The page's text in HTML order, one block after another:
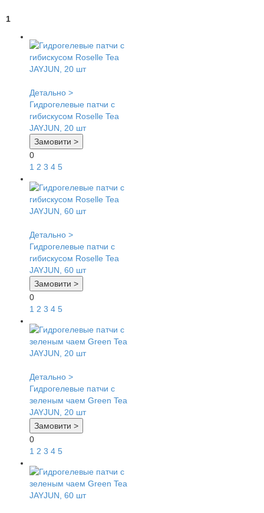
1
Детально >
Гидрогелевые патчи с
гибискусом Roselle Tea
JAYJUN, 20 шт
Замовити >
0
1 2 3 4 5
Детально >
Гидрогелевые патчи с
гибискусом Roselle Tea
JAYJUN, 60 шт
Замовити >
0
1 2 3 4 5
Детально >
Гидрогелевые патчи с
зеленым чаем Green Tea
JAYJUN, 20 шт
Замовити >
0
1 2 3 4 5